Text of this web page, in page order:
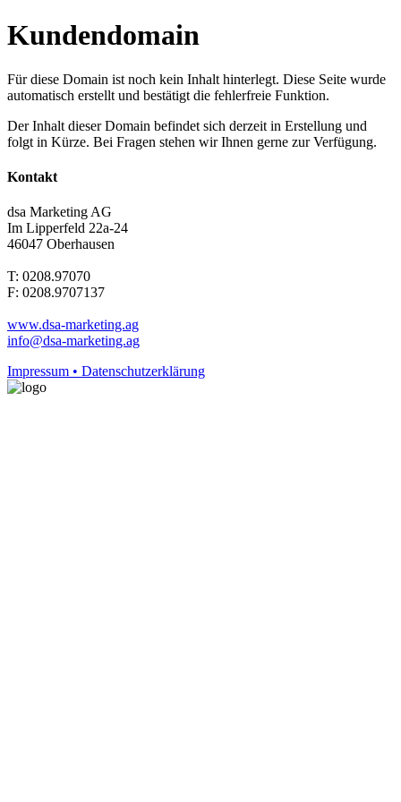
Kundendomain
Für diese Domain ist noch kein Inhalt hinterlegt. Diese Seite wurde
automatisch erstellt und bestätigt die fehlerfreie Funktion.
Der Inhalt dieser Domain befindet sich derzeit in Erstellung und
folgt in Kürze. Bei Fragen stehen wir Ihnen gerne zur Verfügung.
Kontakt
dsa Marketing AG
Im Lipperfeld 22a-24
46047 Oberhausen
T: 0208.97070
F: 0208.9707137
www.dsa-marketing.ag
info@dsa-marketing.ag
Impressum • Datenschutzerklärung